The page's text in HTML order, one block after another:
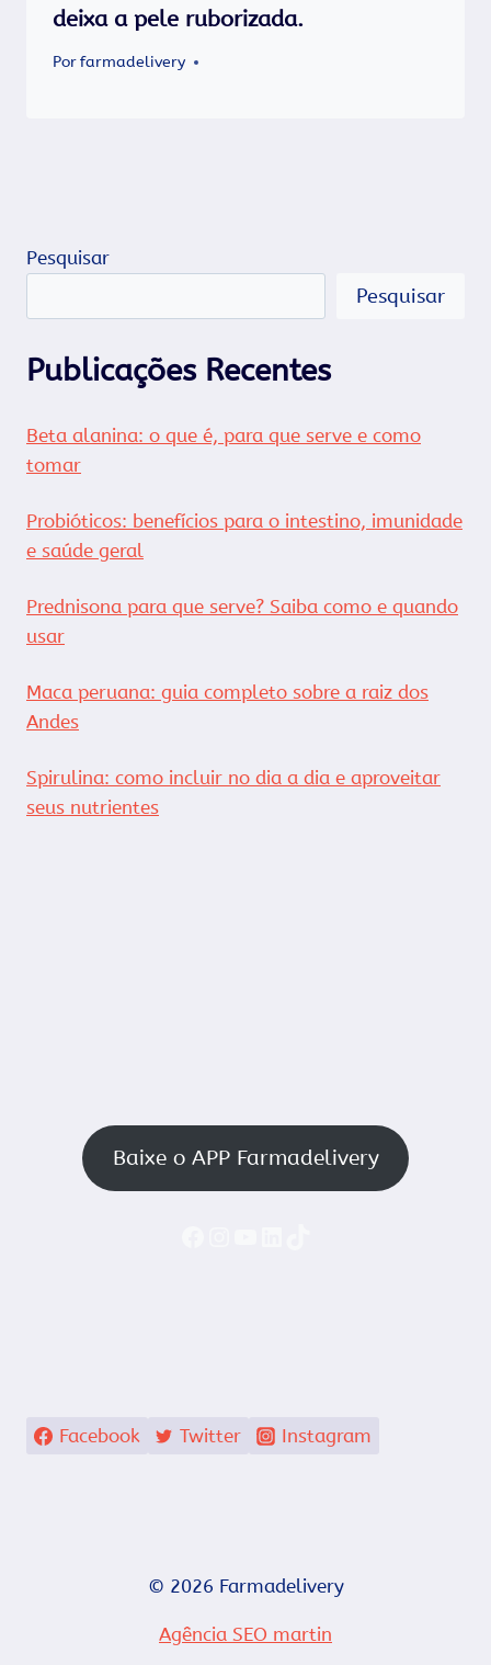
deixa a pele ruborizada.
Porfarmadelivery
Pesquisar
Pesquisar
Publicações Recentes
Beta alanina: o que é, para que serve e como
tomar
Probióticos: benefícios para o intestino, imunidade
e saúde geral
Prednisona para que serve? Saiba como e quando
usar
Maca peruana: guia completo sobre a raiz dos
Andes
Spirulina: como incluir no dia a dia e aproveitar
seus nutrientes
Baixe o APP Farmadelivery
Facebook Twitter Instagram
© 2026 Farmadelivery
Agência SEO martin